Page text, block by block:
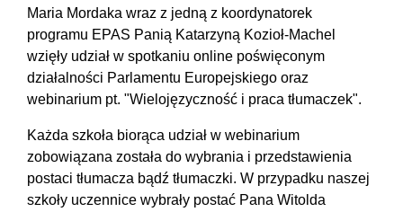
Maria Mordaka wraz z jedną z koordynatorek
programu EPAS Panią Katarzyną Kozioł-Machel
wzięły udział w spotkaniu online poświęconym
działalności Parlamentu Europejskiego oraz
webinarium pt. "Wielojęzyczność i praca tłumaczek".
Każda szkoła biorąca udział w webinarium
zobowiązana została do wybrania i przedstawienia
postaci tłumacza bądź tłumaczki. W przypadku naszej
szkoły uczennice wybrały postać Pana Witolda